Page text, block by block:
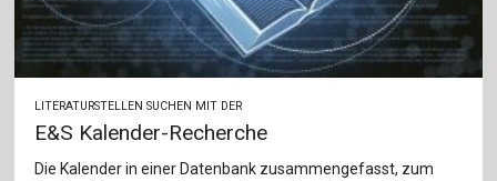
LITERATURSTELLEN SUCHEN MIT DER
E&S Kalender-Recherche
Die Kalender in einer Datenbank zusammengefasst, zum